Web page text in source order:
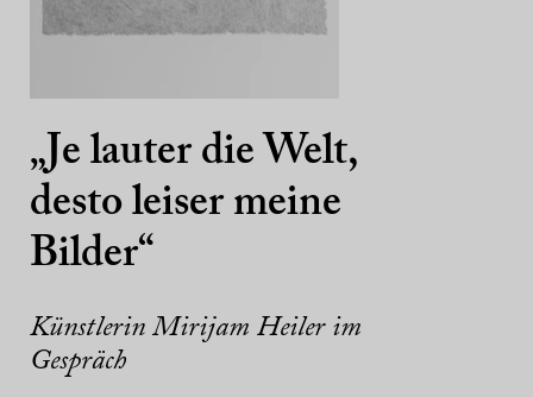
„Je lauter die Welt,
desto leiser meine
Bilder“
Künstlerin Mirijam Heiler im
Gespräch